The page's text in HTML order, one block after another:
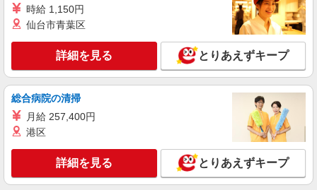
時給1,900円 研修期間2ヵ月／時給1,700円
東京都品川区 ★上記以外にも神奈川県内（川
崎・横浜・相模原など）に多数派遣先有
キープ 詳細を見る
正社員
株式会社リジョイスカンパニー（11921602）
一般事務
月給22万7000円以上 ※研修期間2ヶ月間は給
与95％支給
時給 1,150円
仙台市青葉区
詳細を見る とりあえずキープ
総合病院の清掃
月給 257,400円
港区
詳細を見る とりあえずキープ